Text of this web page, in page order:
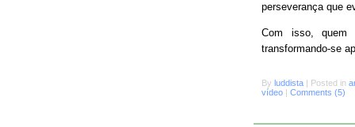
perseverança que
Com isso, quem
transformando-se
By luddista | Posted in
vídeo | Comments (5)